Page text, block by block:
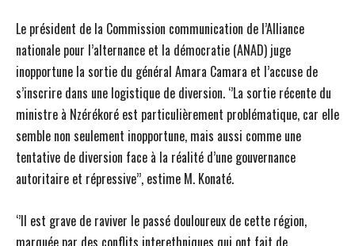
Le président de la Commission communication de l’Alliance
nationale pour l’alternance et la démocratie (ANAD) juge
inopportune la sortie du général Amara Camara et l’accuse de
s’inscrire dans une logistique de diversion. ‘’La sortie récente du
ministre à Nzérékoré est particulièrement problématique, car elle
semble non seulement inopportune, mais aussi comme une
tentative de diversion face à la réalité d’une gouvernance
autoritaire et répressive’’, estime M. Konaté.
‘’Il est grave de raviver le passé douloureux de cette région,
marquée par des conflits interethniques qui ont fait de